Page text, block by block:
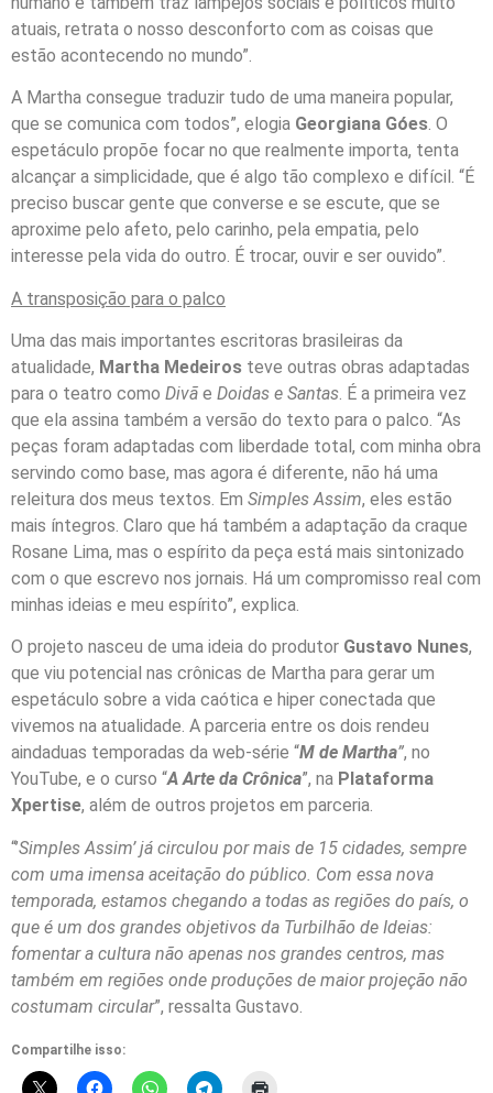
atuais, retrata o nosso desconforto com as coisas que
estão acontecendo no mundo”.
A Martha consegue traduzir tudo de uma maneira popular,
que se comunica com todos”, elogia Georgiana Góes. O
espetáculo propõe focar no que realmente importa, tenta
alcançar a simplicidade, que é algo tão complexo e difícil. “É
preciso buscar gente que converse e se escute, que se
aproxime pelo afeto, pelo carinho, pela empatia, pelo
interesse pela vida do outro. É trocar, ouvir e ser ouvido”.
A transposição para o palco
Uma das mais importantes escritoras brasileiras da
atualidade, Martha Medeiros teve outras obras adaptadas
para o teatro como Divã e Doidas e Santas. É a primeira vez
que ela assina também a versão do texto para o palco. “As
peças foram adaptadas com liberdade total, com minha obra
servindo como base, mas agora é diferente, não há uma
releitura dos meus textos. Em Simples Assim, eles estão
mais íntegros. Claro que há também a adaptação da craque
Rosane Lima, mas o espírito da peça está mais sintonizado
com o que escrevo nos jornais. Há um compromisso real com
minhas ideias e meu espírito”, explica.
O projeto nasceu de uma ideia do produtor Gustavo Nunes,
que viu potencial nas crônicas de Martha para gerar um
espetáculo sobre a vida caótica e hiper conectada que
vivemos na atualidade. A parceria entre os dois rendeu
aindaduas temporadas da web-série “M de Martha”, no
YouTube, e o curso “A Arte da Crônica”, na Plataforma
Xpertise, além de outros projetos em parceria.
“’Simples Assim’ já circulou por mais de 15 cidades, sempre
com uma imensa aceitação do público. Com essa nova
temporada, estamos chegando a todas as regiões do país, o
que é um dos grandes objetivos da Turbilhão de Ideias:
fomentar a cultura não apenas nos grandes centros, mas
também em regiões onde produções de maior projeção não
costumam circular”, ressalta Gustavo.
Compartilhe isso: